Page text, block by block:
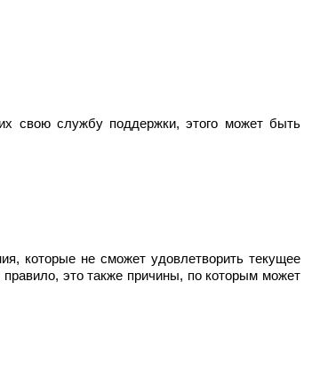
свою службу поддержки, этого может быть
которые не сможет удовлетворить текущее
это также причины, по которым может